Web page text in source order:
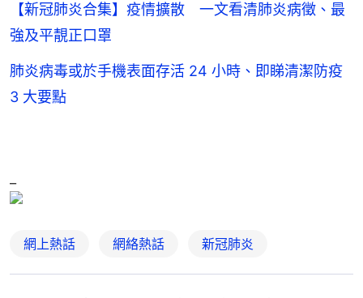
【新冠肺炎合集】疫情擴散 一文看清肺炎病徵、最
強及平靚正口罩
肺炎病毒或於手機表面存活 24 小時、即睇清潔防疫
3 大要點
網上熱話 網絡熱話 新冠肺炎